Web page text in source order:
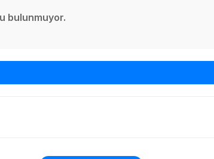
bulunmuyor.